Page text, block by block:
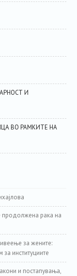
И
ВО РАМКИТЕ НА
продолжена рака на
за жените:
институциите
и постапувања,